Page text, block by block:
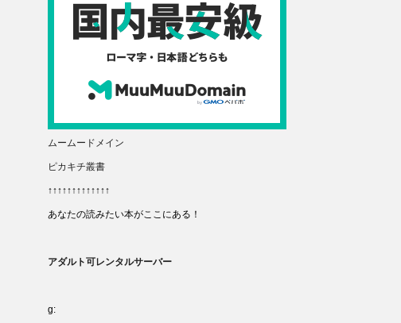
ムームードメイン
ピカキチ叢書
↑↑↑↑↑↑↑↑↑↑↑↑↑
あなたの読みたい本がここにある！
アダルト可レンタルサーバー
g: